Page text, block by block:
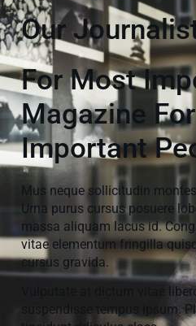
Our
For Most
Magazine
Important
Mus neque sollicitudin
Urna purus cursus posuere
massa aliquam lacus id.
vitae elementum fringilla
cursus gravida.
Vulputate at dictum vitae
suspendisse tempus ipsum.